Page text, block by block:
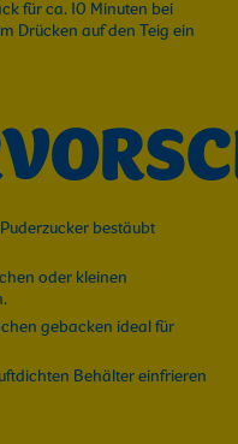
für ca. 10 Minuten bei
Drücken auf den Teig ein
bestäubt
oder kleinen
gebacken ideal für
Behälter einfrieren